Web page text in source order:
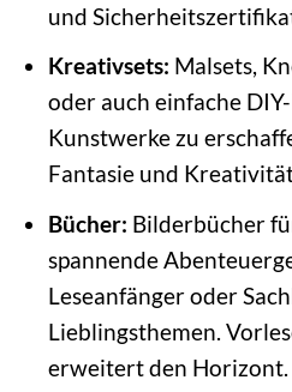
und
Kreativsets: Malsets,
oder auch einfache
Kunstwerke zu
Fantasie und
Bücher: Bilderbücher
spannende
Leseanfänger oder
Lieblingsthemen.
erweitert den Horizont.